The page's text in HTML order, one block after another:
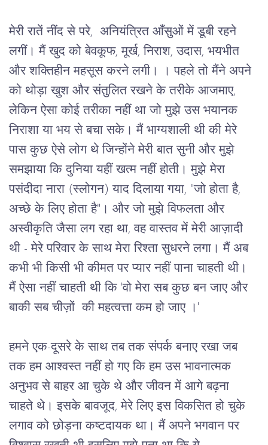
मेरी रातें नींद से परे, अनियंत्रित आँसुओं में डूबी रहने
लगीं। मैं खुद को बेवकूफ, मूर्ख, निराश, उदास, भयभीत
और शक्तिहीन महसूस करने लगी। । पहले तो मैंने अपने
को थोड़ा खुश और संतुलित रखने के तरीके आजमाए,
लेकिन ऐसा कोई तरीका नहीं था जो मुझे उस भयानक
निराशा या भय से बचा सके। मैं भाग्यशाली थी की मेरे
पास कुछ ऐसे लोग थे जिन्होंने मेरी बात सुनी और मुझे
समझाया कि दुनिया यहीं खत्म नहीं होती। मुझे मेरा
पसंदीदा नारा (स्लोगन) याद दिलाया गया, "जो होता है,
अच्छे के लिए होता है" । और जो मुझे विफलता और
अस्वीकृति जैसा लग रहा था, वह वास्तव में मेरी आज़ादी
थी - मेरे परिवार के साथ मेरा रिश्ता सुधरने लगा। मैं अब
कभी भी किसी भी कीमत पर प्यार नहीं पाना चाहती थी।
मैं ऐसा नहीं चाहती थी कि 'वो मेरा सब कुछ बन जाए और
बाकी सबचीज़ोंकी महत्वत्ता कम हो जाए । '
हमने एक-दूसरे के साथ तब तक संपर्क बनाए रखा जब
तक हम आश्वस्त नहीं हो गए कि हम उस भावनात्मक
अनुभव से बाहर आ चुके थे और जीवन में आगे बढ़ना
चाहते थे। इसके बावजूद, मेरे लिए इस विकसित हो चुके
लगाव को छोड़ना कष्टदायक था। मैं अपने भगवान पर